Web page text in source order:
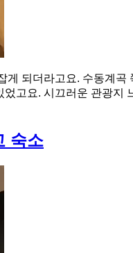
되더라고요. 수동계
고요. 시끄러운 관광지
숙소